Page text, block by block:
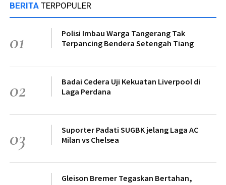
BERITA TERPOPULER
01
Polisi Imbau Warga Tangerang Tak
Terpancing Bendera Setengah Tiang
02
Badai Cedera Uji Kekuatan Liverpool di
Laga Perdana
03
Suporter Padati SUGBK jelang Laga AC
Milan vs Chelsea
Gleison Bremer Tegaskan Bertahan,